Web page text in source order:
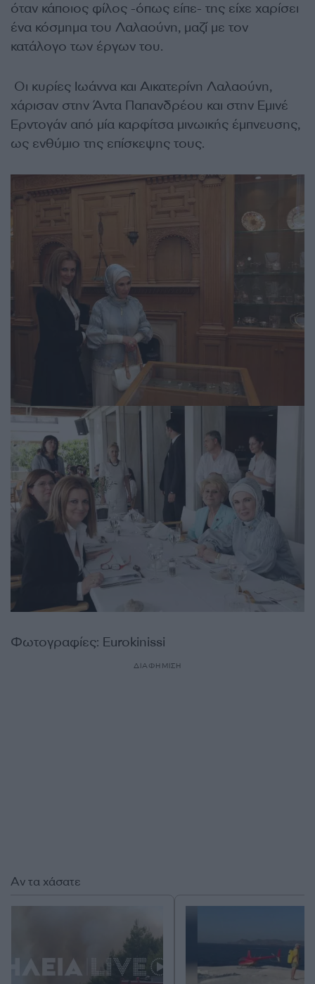
όταν κάποιος φίλος -όπως είπε- της είχε χαρίσει
ένα κόσμημα του Λαλαούνη, μαζί με τον
κατάλογο των έργων του.
Οι κυρίες Ιωάννα και Αικατερίνη Λαλαούνη,
χάρισαν στην Άντα Παπανδρέου και στην Εμινέ
Ερντογάν από μία καρφίτσα μινωικής έμπνευσης,
ως ενθύμιο της επίσκεψης τους.
Φωτογραφίες: Eurokinissi
ΔΙΑΦΗΜΙΣΗ
Αν τα χάσατε